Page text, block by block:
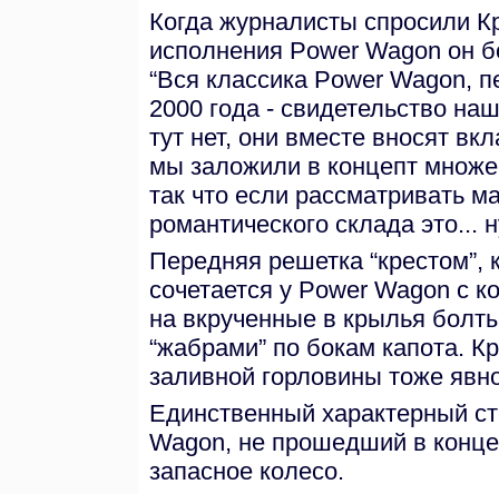
Когда журналисты спросили
исполнения Power Wagon он
“Вся классика Power Wagon,
2000 года - свидетельство
тут нет, они вместе вносят
мы заложили в концепт
так что если рассматривать
романтического склада это...
Передняя решетка
сочетается у Power Wagon с
на вкрученные в крылья
“жабрами” по бокам капота.
заливной горловины тоже
Единственный характерный
Wagon, не прошедший в
запасное колесо.